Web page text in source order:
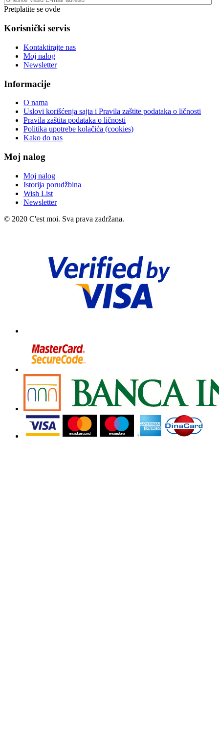
Pretplatite se ovde
Korisnički servis
Kontaktirajte nas
Moj nalog
Newsletter
Informacije
O nama
Uslovi korišćenja sajta i Pravila zaštite podataka o ličnosti
Pravila zaštita podataka o ličnosti
Politika upotrebe kolačića (cookies)
Kako do nas
Moj nalog
Moj nalog
Istorija porudžbina
Wish List
Newsletter
© 2020 C'est moi. Sva prava zadržana.